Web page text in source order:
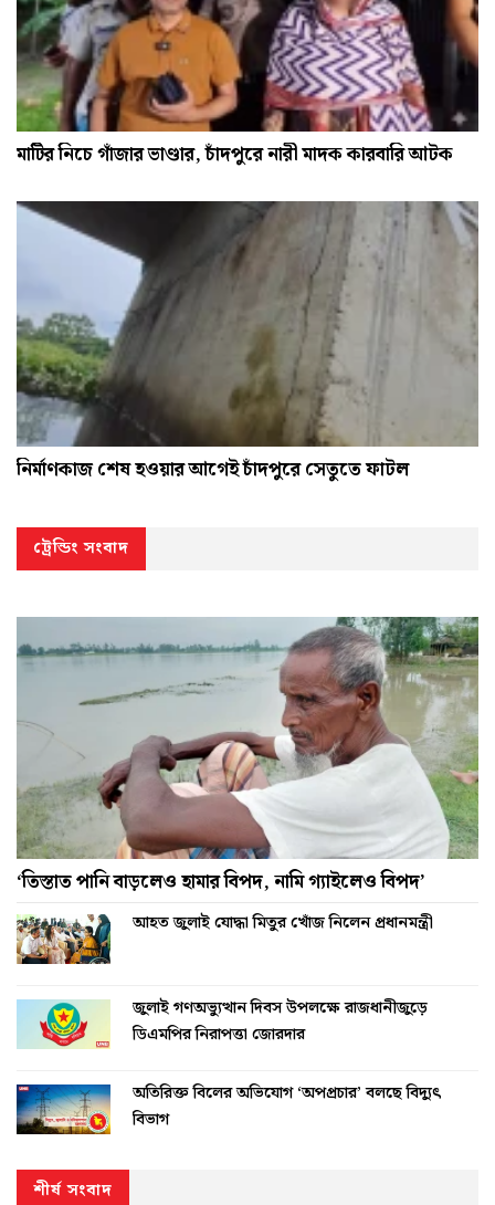
মাটির নিচে গাঁজার ভাণ্ডার, চাঁদপুরে নারী মাদক কারবারি আটক
নির্মাণকাজ শেষ হওয়ার আগেই চাঁদপুরে সেতুতে ফাটল
ট্রেন্ডিং সংবাদ
‘তিস্তাত পানি বাড়লেও হামার বিপদ, নামি গ্যাইলেও বিপদ’
আহত জুলাই যোদ্ধা মিতুর খোঁজ নিলেন প্রধানমন্ত্রী
জুলাই গণঅভ্যুত্থান দিবস উপলক্ষে রাজধানীজুড়ে
ডিএমপির নিরাপত্তা জোরদার
অতিরিক্ত বিলের অভিযোগ ‘অপপ্রচার’ বলছে বিদ্যুৎ
বিভাগ
শীর্ষ সংবাদ